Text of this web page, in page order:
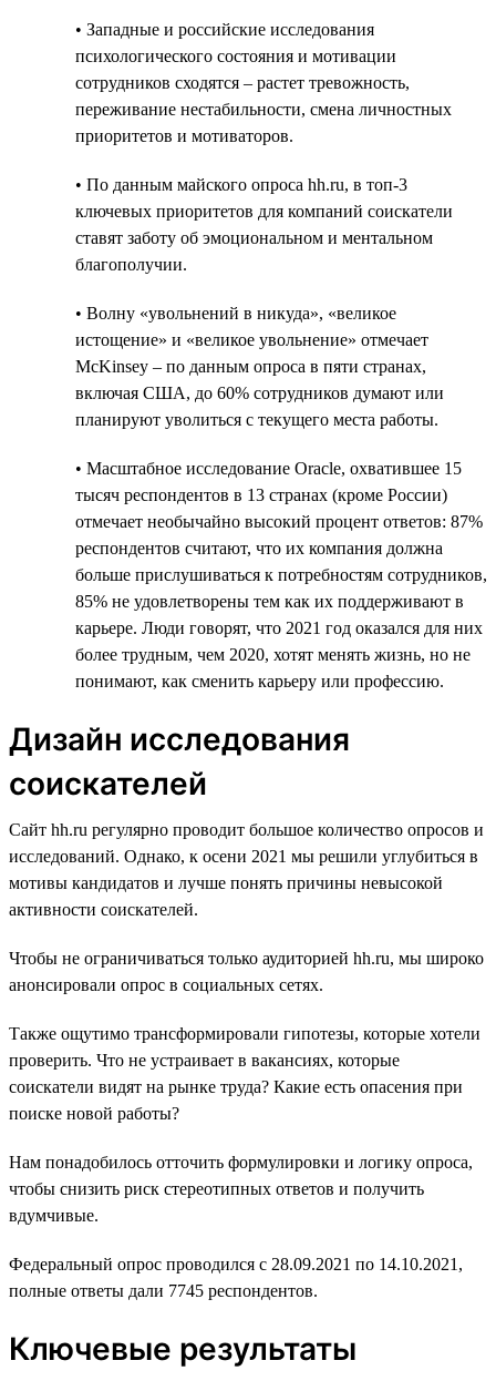
• Западные и российские исследования
психологического состояния и мотивации
сотрудников сходятся – растет тревожность,
переживание нестабильности, смена личностных
приоритетов и мотиваторов.
• По данным майского опроса hh.ru, в топ-3
ключевых приоритетов для компаний соискатели
ставят заботу об эмоциональном и ментальном
благополучии.
• Волну «увольнений в никуда», «великое
истощение» и «великое увольнение» отмечает
McKinsey – по данным опроса в пяти странах,
включая США, до 60% сотрудников думают или
планируют уволиться с текущего места работы.
• Масштабное исследование Oracle, охватившее 15
тысяч респондентов в 13 странах (кроме России)
отмечает необычайно высокий процент ответов: 87%
респондентов считают, что их компания должна
больше прислушиваться к потребностям сотрудников,
85% не удовлетворены тем как их поддерживают в
карьере. Люди говорят, что 2021 год оказался для них
более трудным, чем 2020, хотят менять жизнь, но не
понимают, как сменить карьеру или профессию.
Дизайн исследования
соискателей
Сайт hh.ru регулярно проводит большое количество опросов и
исследований. Однако, к осени 2021 мы решили углубиться в
мотивы кандидатов и лучше понять причины невысокой
активности соискателей.
Чтобы не ограничиваться только аудиторией hh.ru, мы широко
анонсировали опрос в социальных сетях.
Также ощутимо трансформировали гипотезы, которые хотели
проверить. Что не устраивает в вакансиях, которые
соискатели видят на рынке труда? Какие есть опасения при
поиске новой работы?
Нам понадобилось отточить формулировки и логику опроса,
чтобы снизить риск стереотипных ответов и получить
вдумчивые.
Федеральный опрос проводился с 28.09.2021 по 14.10.2021,
полные ответы дали 7745 респондентов.
Ключевые результаты